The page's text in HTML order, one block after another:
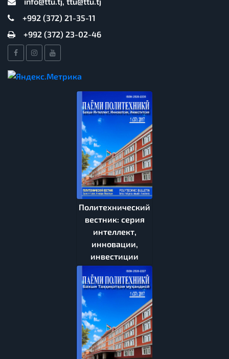
+992 (372) 21-35-11
+992 (372) 23-02-46
Политехнический
вестник: серия
интеллект,
инновации,
инвестиции